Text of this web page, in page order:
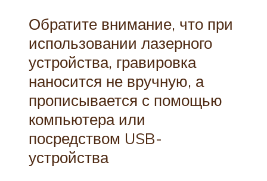
Обратите внимание, что при
использовании лазерного
устройства, гравировка
наносится не вручную, а
прописывается с помощью
компьютера или
посредством USB-
устройства